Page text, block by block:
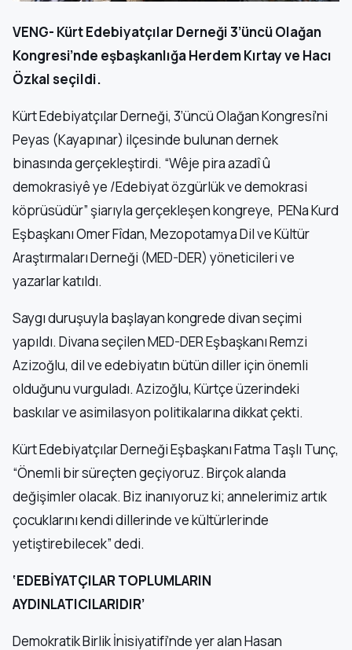
VENG- Kürt Edebiyatçılar Derneği 3’üncü Olağan
Kongresi’nde eşbaşkanlığa Herdem Kırtay ve Hacı
Özkal seçildi.
Kürt Edebiyatçılar Derneği, 3’üncü Olağan Kongresi’ni
Peyas (Kayapınar) ilçesinde bulunan dernek
binasında gerçekleştirdi. “Wêje pira azadî û
demokrasiyê ye /Edebiyat özgürlük ve demokrasi
köprüsüdür” şiarıyla gerçekleşen kongreye, PENa Kurd
Eşbaşkanı Omer Fîdan, Mezopotamya Dil ve Kültür
Araştırmaları Derneği (MED-DER) yöneticileri ve
yazarlar katıldı.
Saygı duruşuyla başlayan kongrede divan seçimi
yapıldı. Divana seçilen MED-DER Eşbaşkanı Remzi
Azizoğlu, dil ve edebiyatın bütün diller için önemli
olduğunu vurguladı. Azizoğlu, Kürtçe üzerindeki
baskılar ve asimilasyon politikalarına dikkat çekti.
Kürt Edebiyatçılar Derneği Eşbaşkanı Fatma Taşlı Tunç,
“Önemli bir süreçten geçiyoruz. Birçok alanda
değişimler olacak. Biz inanıyoruz ki; annelerimiz artık
çocuklarını kendi dillerinde ve kültürlerinde
yetiştirebilecek” dedi.
‘EDEBİYATÇILAR TOPLUMLARIN
AYDINLATICILARIDIR’
Demokratik Birlik İnisiyatifi’nde yer alan Hasan